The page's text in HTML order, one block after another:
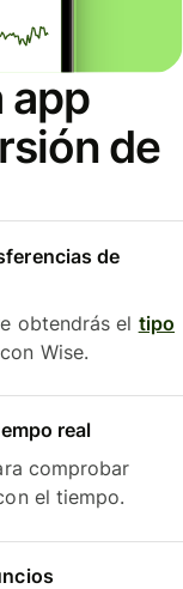
app
de
de
obtendrás el tipo
con Wise.
real
comprobar
el tiempo.